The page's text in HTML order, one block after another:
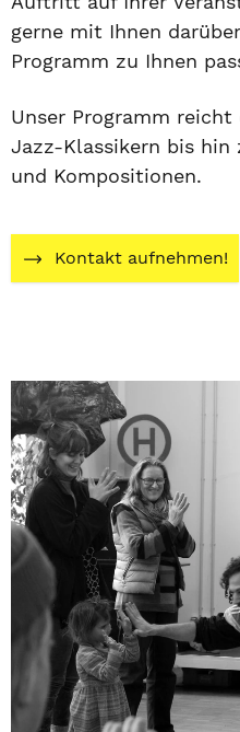
gerne mit Ihnen
Programm zu Ihnen
Unser Programm
Jazz-Klassikern bis hin
und Kompositionen.
Kontakt aufnehmen!